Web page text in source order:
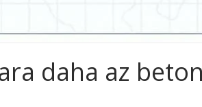
daha az